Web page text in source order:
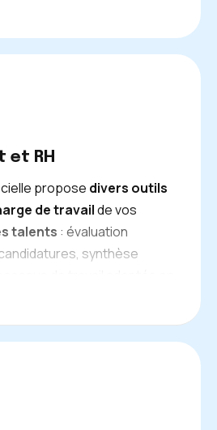
clés, procédures
votre service financier.
et RH
propose divers outils
de travailde vos
talents : évaluation
synthèse
vacants. Votre équipe
àl’analyse